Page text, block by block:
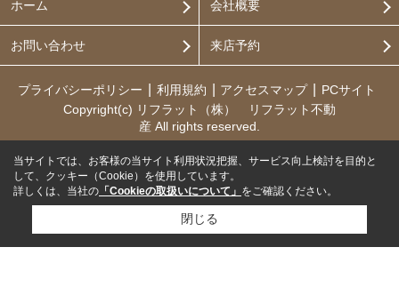
ホーム 会社概要
お問い合わせ 来店予約
プライバシーポリシー 利用規約 アクセスマップ
PCサイト
Copyright(c) リフラット（株） リフラット不動
産 All rights reserved.
当サイトでは、お客様の当サイト利用状況把握、サービス向上検討を目的と
して、クッキー（Cookie）を使用しています。
詳しくは、当社の 「Cookieの取扱いについて」 をご確認ください。
閉じる